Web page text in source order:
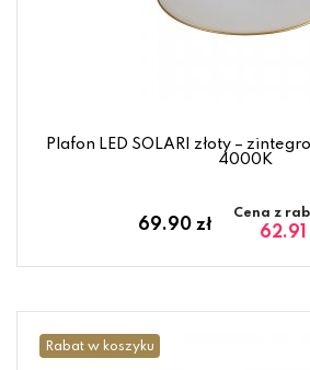
Plafon LED SOLARI złoty –
4000K
69.90 zł
Cena z
62.91
Rabat w koszyku